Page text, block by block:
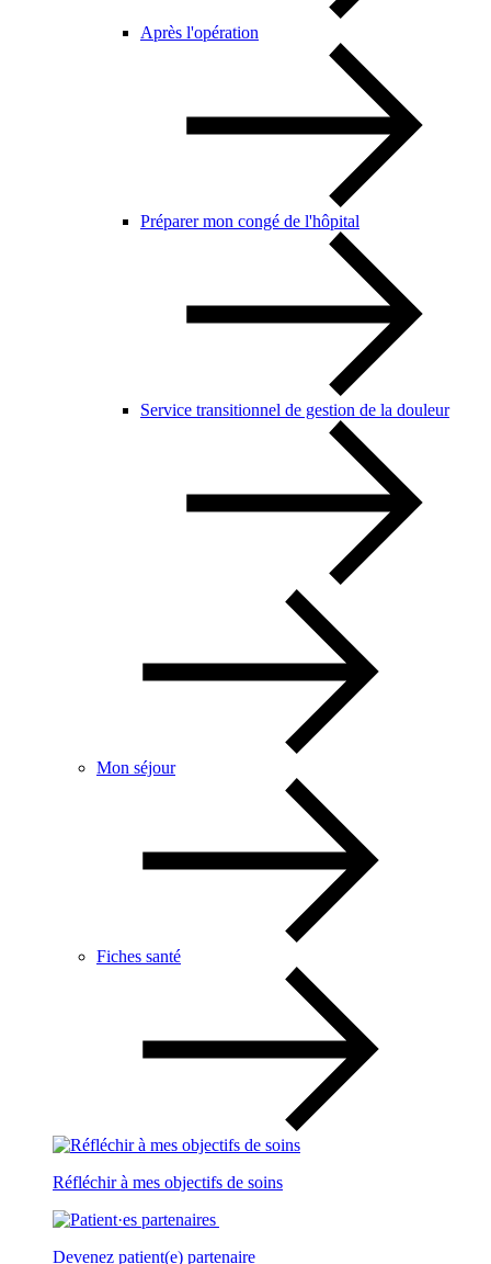
Après l'opération
Préparer mon congé de l'hôpital
Service transitionnel de gestion de la douleur
Mon séjour
Fiches santé
Réfléchir à mes objectifs de soins
Devenez patient(e) partenaire